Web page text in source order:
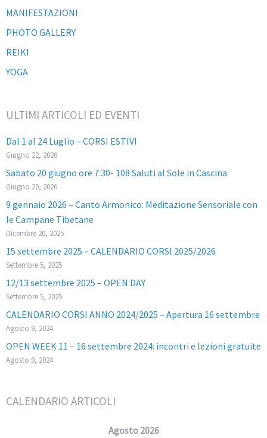
MANIFESTAZIONI
PHOTO GALLERY
REIKI
YOGA
ULTIMI ARTICOLI ED EVENTI
Dal 1 al 24 Luglio – CORSI ESTIVI
Giugno 22, 2026
Sabato 20 giugno ore 7.30- 108 Saluti al Sole in Cascina
Giugno 20, 2026
9 gennaio 2026 – Canto Armonico: Meditazione Sensoriale con
le Campane Tibetane
Dicembre 20, 2025
15 settembre 2025 – CALENDARIO CORSI 2025/2026
Settembre 5, 2025
12/13 settembre 2025 – OPEN DAY
Settembre 5, 2025
CALENDARIO CORSI ANNO 2024/2025 – Apertura 16 settembre
Agosto 9, 2024
OPEN WEEK 11 – 16 settembre 2024: incontri e lezioni gratuite
Agosto 9, 2024
CALENDARIO ARTICOLI
Agosto 2026